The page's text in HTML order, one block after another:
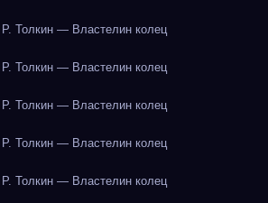
Толкин — Властелин колец
Толкин — Властелин колец
Толкин — Властелин колец
Толкин — Властелин колец
Толкин — Властелин колец